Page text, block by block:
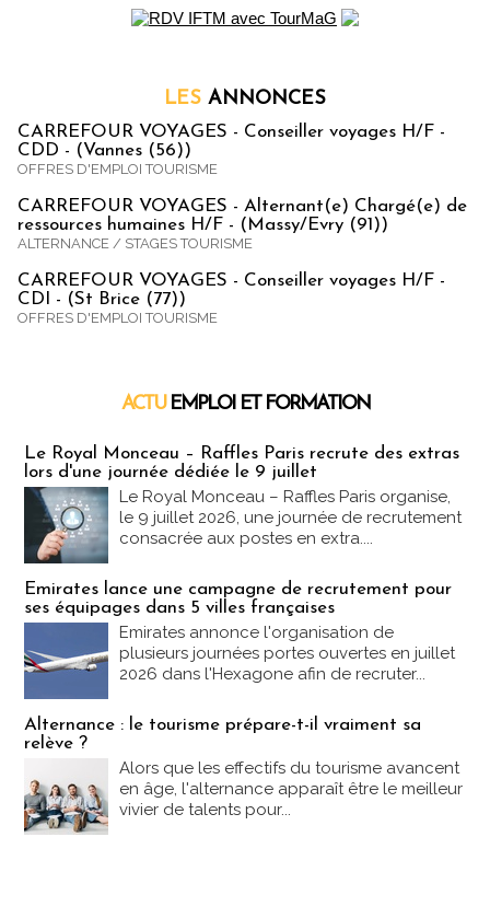
LES ANNONCES
CARREFOUR VOYAGES - Conseiller voyages H/F -
CDD - (Vannes (56))
OFFRES D'EMPLOI TOURISME
CARREFOUR VOYAGES - Alternant(e) Chargé(e) de
ressources humaines H/F - (Massy/Evry (91))
ALTERNANCE / STAGES TOURISME
CARREFOUR VOYAGES - Conseiller voyages H/F -
CDI - (St Brice (77))
OFFRES D'EMPLOI TOURISME
ACTU EMPLOI ET FORMATION
Le Royal Monceau – Raffles Paris recrute des extras
lors d'une journée dédiée le 9 juillet
Le Royal Monceau – Raffles Paris organise,
le 9 juillet 2026, une journée de recrutement
consacrée aux postes en extra....
Emirates lance une campagne de recrutement pour
ses équipages dans 5 villes françaises
Emirates annonce l'organisation de
plusieurs journées portes ouvertes en juillet
2026 dans l'Hexagone afin de recruter...
Alternance : le tourisme prépare-t-il vraiment sa
relève ?
Alors que les effectifs du tourisme avancent
en âge, l'alternance apparaît être le meilleur
vivier de talents pour...